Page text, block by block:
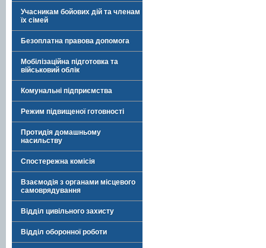
Учасникам бойових дій та членам
їх сімей
Безоплатна правова допомога
Мобілізаційна підготовка та
військовий облік
Комунальні підприємства
Режим підвищеної готовності
Протидія домашньому
насильству
Спостережна комісія
Взаємодія з органами місцевого
самоврядування
Відділ цивільного захисту
Відділ оборонної роботи